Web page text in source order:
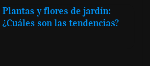
Plantas y flores de jardín:
¿Cuáles son las tendencias?